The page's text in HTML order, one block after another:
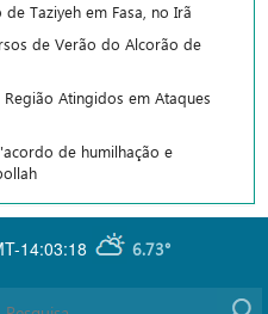
Taziyeh em Fasa, no Irã
de Verão do Alcorão de
Atingidos em Ataques
de humilhação e
14:03:18 6.73°